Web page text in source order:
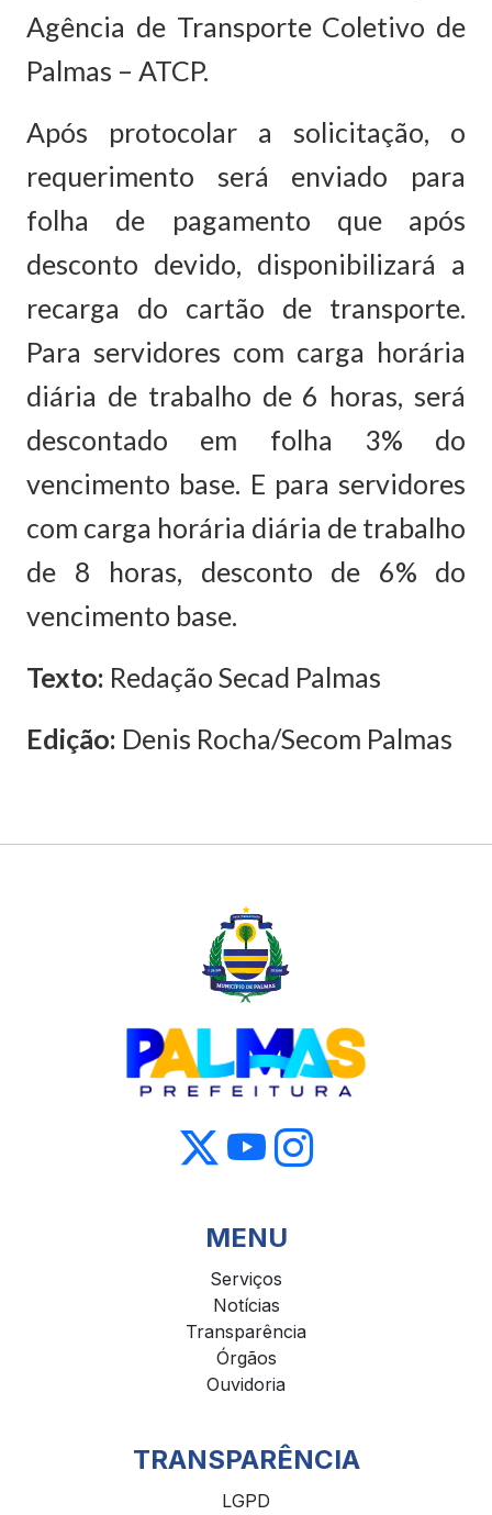
Agência de Transporte Coletivo de
Palmas – ATCP.
Após protocolar a solicitação, o
requerimento será enviado para
folha de pagamento que após
desconto devido, disponibilizará a
recarga do cartão de transporte.
Para servidores com carga horária
diária de trabalho de 6 horas, será
descontado em folha 3% do
vencimento base. E para servidores
com carga horária diária de trabalho
de 8 horas, desconto de 6% do
vencimento base.
Texto: Redação Secad Palmas
Edição: Denis Rocha/Secom Palmas
MENU
Serviços
Notícias
Transparência
Órgãos
Ouvidoria
TRANSPARÊNCIA
LGPD